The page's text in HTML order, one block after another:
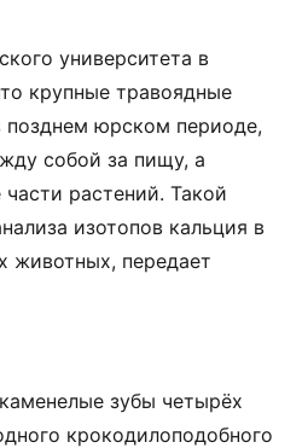
университета в
крупные травоядные
юрском периоде,
собой за пищу, а
растений. Такой
изотопов кальция в
животных, передает
зубы четырёх
крокодилоподобного